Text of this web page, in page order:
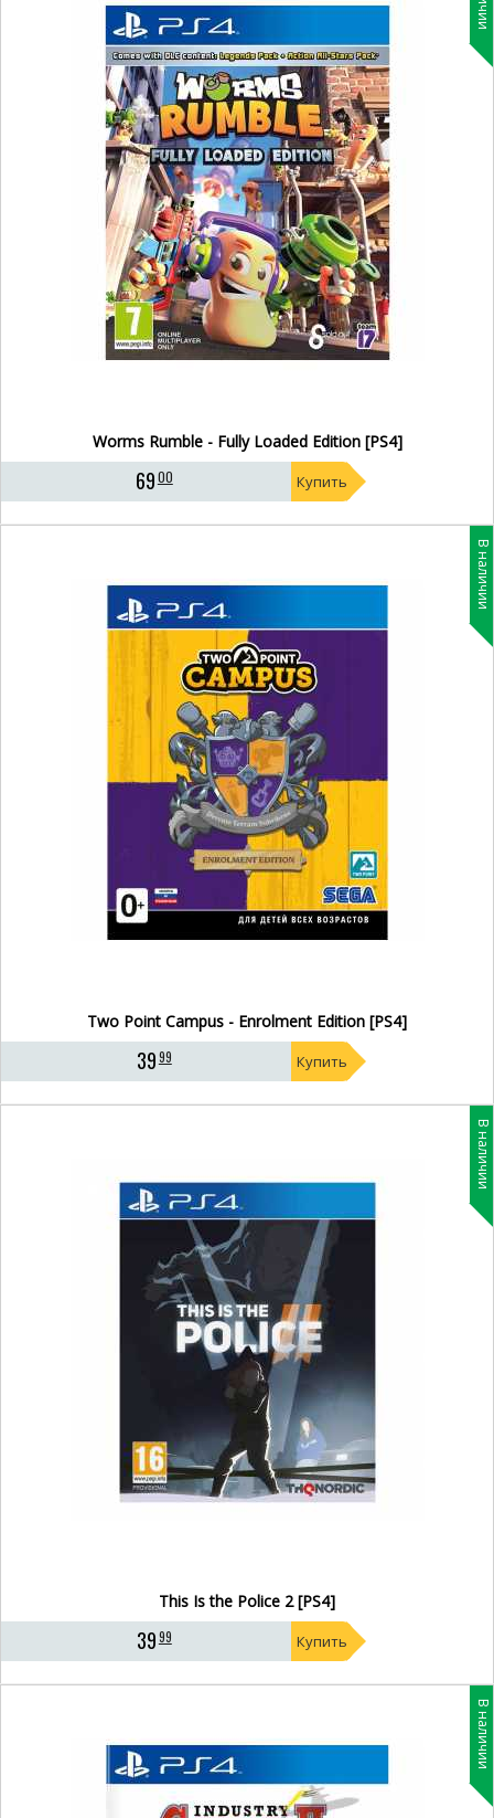
Worms Rumble - Fully Loaded Edition [PS4]
6900 Купить
В наличии
Two Point Campus - Enrolment Edition [PS4]
3999 Купить
В наличии
This Is the Police 2 [PS4]
3999 Купить
В наличии